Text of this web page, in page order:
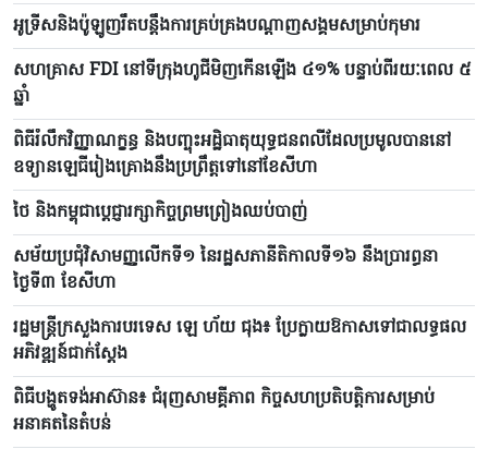
អូទ្រីសនិងប៉ូឡូញរឹតបន្តឹងការគ្រប់គ្រងបណ្តាញសង្គមសម្រាប់កុមារ
សហគ្រាស FDI នៅទីក្រុងហូជីមិញកើនឡើង ៤១% បន្ទាប់ពីរយៈពេល ៥
ឆ្នាំ
ពិធីរំលឹកវិញ្ញាណក្ខន្ធ និងបញ្ចុះអដ្ឋិធាតុយុទ្ធជនពលីដែលប្រមូលបាននៅ
ឧទ្យានឡេធីរៀងគ្រោងនឹងប្រព្រឹត្តទៅនៅខែសីហា
ថៃ និងកម្ពុជាប្តេជ្ញារក្សាកិច្ចព្រមព្រៀងឈប់បាញ់
សម័យប្រជុំវិសាមញ្ញលើកទី១ នៃរដ្ឋសភានីតិកាលទី១៦ នឹងប្រារព្ធនា
ថ្ងៃទី៣ ខែសីហា
រដ្ឋមន្ត្រីក្រសួងការបរទេស ឡេ ហ័យ ជុង៖ ប្រែក្លាយឱកាសទៅជាលទ្ធផល
អភិវឌ្ឍន៍ជាក់ស្តែង
ពិធីបង្ហូតទង់អាស៊ាន៖ ជំរុញសាមគ្គីភាព កិច្ចសហប្រតិបត្តិការសម្រាប់
អនាគតនៃតំបន់